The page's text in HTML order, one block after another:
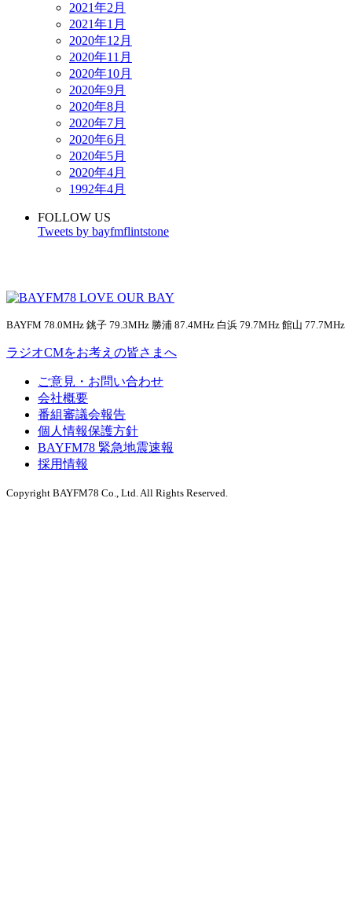
2021年2月
2021年1月
2020年12月
2020年11月
2020年10月
2020年9月
2020年8月
2020年7月
2020年6月
2020年5月
2020年4月
1992年4月
FOLLOW US
Tweets by bayfmflintstone
BAYFM 78.0MHz 銚子 79.3MHz 勝浦 87.4MHz 白浜 79.7MHz 館山 77.7MHz
ラジオCMをお考えの皆さまへ
ご意見・お問い合わせ
会社概要
番組審議会報告
個人情報保護方針
BAYFM78 緊急地震速報
採用情報
Copyright BAYFM78 Co., Ltd. All Rights Reserved.